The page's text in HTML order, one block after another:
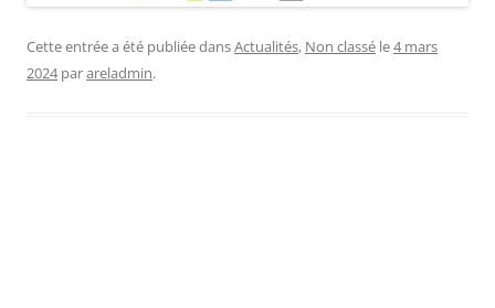
Cette entrée a été publiée dansActualités, Non classé le4 mars
2024 parareladmin.